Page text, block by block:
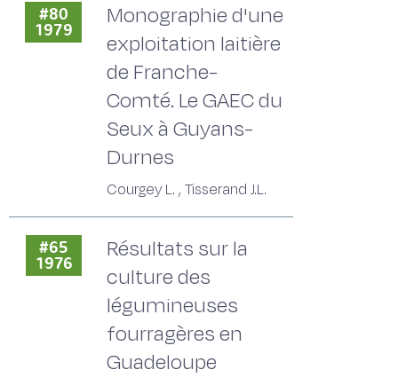
#80
1979
Monographie d'une
exploitation laitière
de Franche-
Comté. Le GAEC du
Seux à Guyans-
Durnes
Courgey L. , Tisserand J.L.
#65
1976
Résultats sur la
culture des
légumineuses
fourragères en
Guadeloupe